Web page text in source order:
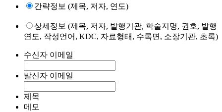
간략정보 (제목, 저자, 연도)
상세정보 (제목, 저자, 발행기관, 학술지명, 권호, 발행
연도, 작성언어, KDC, 자료형태, 수록면, 소장기관, 초록)
수신자 이메일
발신자 이메일
제목
메모